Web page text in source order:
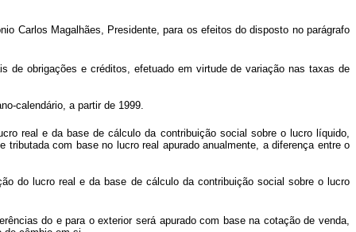
Carlos Magalhães, Presidente, para os efeitos do disposto no parágrafo
obrigações e créditos, efetuado em virtude de variação nas taxas de
calendário, a partir de 1999.
real e da base de cálculo da contribuição social sobre o lucro líquido,
com base no lucro real apurado anualmente, a diferença entre o
do lucro real e da base de cálculo da contribuição social sobre o lucro
do e para o exterior será apurado com base na cotação de venda,